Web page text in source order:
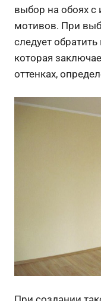
выбор на обоях
мотивов. При
следует
которая
оттенках,